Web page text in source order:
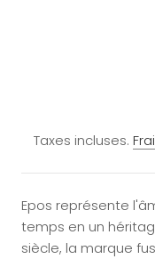
Taxes incluses.
Epos représente
temps en un
siècle, la marque